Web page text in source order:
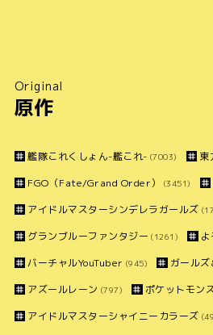
Original
原作
艦隊これくしょん-艦これ- (7003)
FGO（Fate/Grand Order） (3451)
アイドルマスターシンデレラガールズ
グランブルーファンタジー (1261)
バーチャルYouTuber (945) ガール
アズールレーン (797) ポケットモン
アイドルマスターシャイニーカラーズ